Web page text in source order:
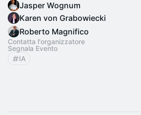
Jasper Wognum
Karen von Grabowiecki
Roberto Magnifico
Contatta l'organizzatore
Segnala Evento
IA